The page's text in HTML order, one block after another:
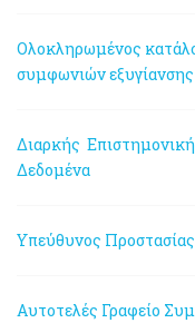
Ολοκληρωμένος
συμφωνιών εξυγίανσης
Διαρκής
Δεδομένα
Υπεύθυνος
Αυτοτελές Γραφείο